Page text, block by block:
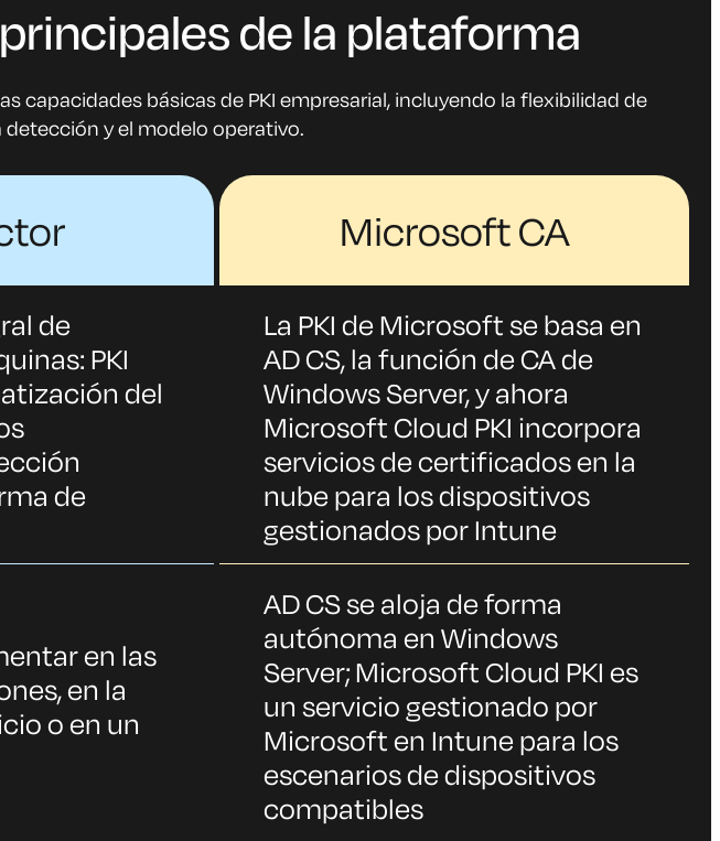
de la plataforma
básicas de PKI empresarial, incluyendo la flexibilidad de
y el modelo operativo.
Microsoft CA
de
PKI
del
de
La PKI de Microsoft se basa en
AD CS, la función de CA de
Windows Server, y ahora
Microsoft Cloud PKI incorpora
servicios de certificados en la
nube para los dispositivos
gestionados por Intune
en las
en la
o en un
AD CS se aloja de forma
autónoma en Windows
Server; Microsoft Cloud PKI es
un servicio gestionado por
Microsoft en Intune para los
escenarios de dispositivos
compatibles